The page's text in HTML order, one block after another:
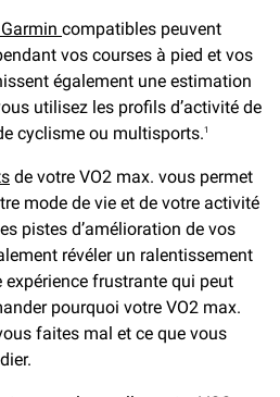
compatibles peuvent
vos courses à pied et vos
également une estimation
utilisez les profils d’activité de
cyclisme ou multisports.1
de votre VO2 max. vous permet
mode de vie et de votre activité
pistes d’amélioration de vos
révéler un ralentissement
expérience frustrante qui peut
pourquoi votre VO2 max.
faites mal et ce que vous